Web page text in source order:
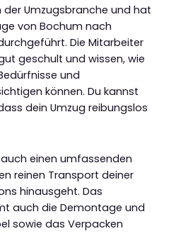
der Umzugsbranche und hat
von Bochum nach
Die Mitarbeiter
geschult und wissen, wie
und
können. Du kannst
dein Umzug reibungslos
einen umfassenden
reinen Transport deiner
hinausgeht. Das
auch die Demontage und
sowie das Verpacken